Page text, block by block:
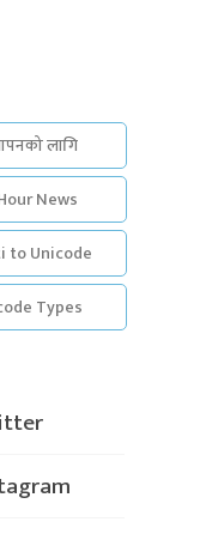
लागि
News
to Unicode
Types